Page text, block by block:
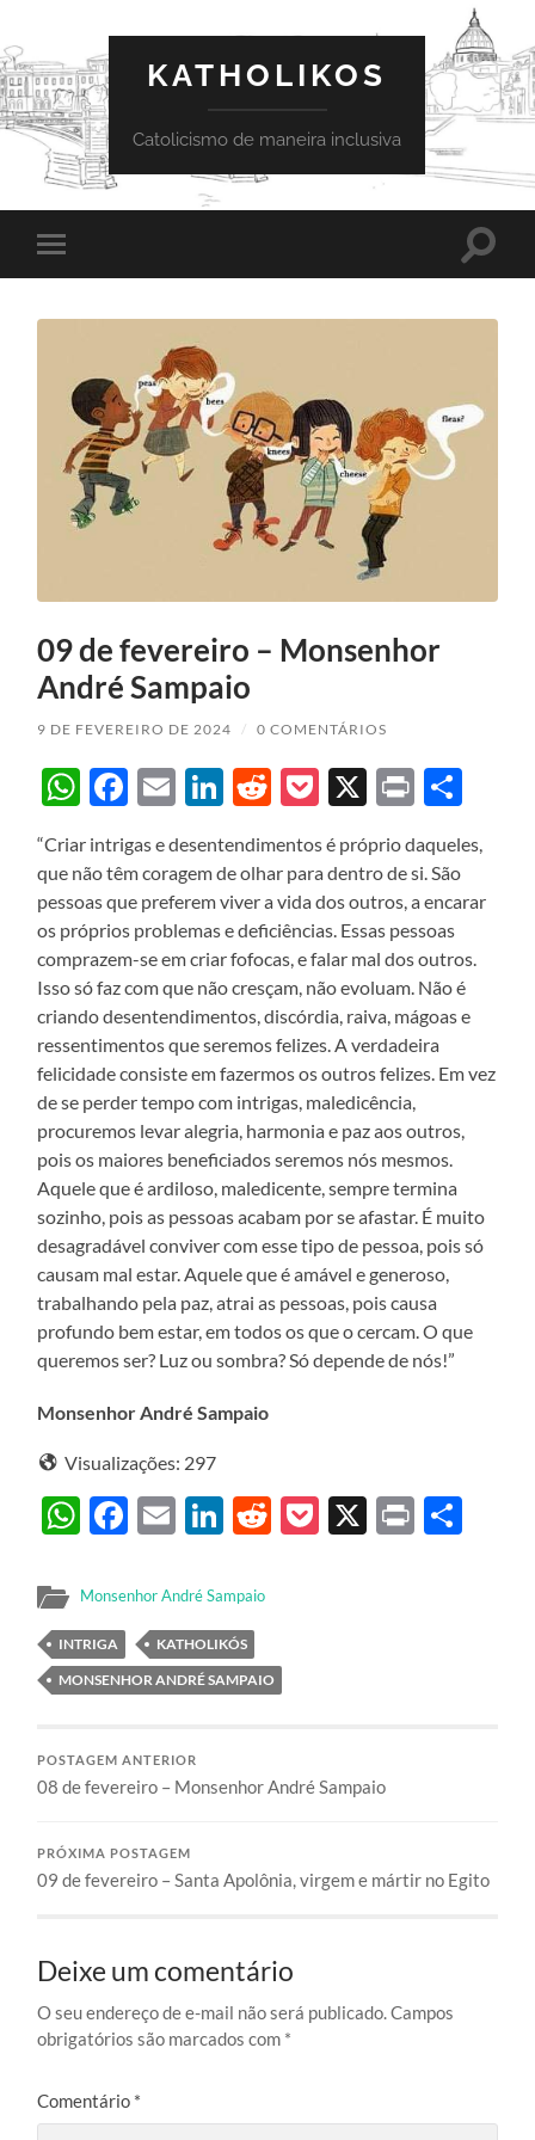
KATHOLIKOS
Catolicismo de maneira inclusiva
Toggle
mobile
Toggle
09 de fevereiro – Monsenhor
André Sampaio
9 DE FEVEREIRO DE 2024 / 0 COMENTÁRIOS
WhatsApp
Facebook
EmailLinkedIn
Reddit
Pocket
X Print
“Criar intrigas e desentendimentos é próprio daqueles,
que não têm coragem de olhar para dentro de si. São
pessoas que preferem viver a vida dos outros, a encarar
os próprios problemas e deficiências. Essas pessoas
comprazem-se em criar fofocas, e falar mal dos outros.
Isso só faz com que não cresçam, não evoluam. Não é
criando desentendimentos, discórdia, raiva, mágoas e
ressentimentos que seremos felizes. A verdadeira
felicidade consiste em fazermos os outros felizes. Em vez
de se perder tempo com intrigas, maledicência,
procuremos levar alegria, harmonia e paz aos outros,
pois os maiores beneficiados seremos nós mesmos.
Aquele que é ardiloso, maledicente, sempre termina
sozinho, pois as pessoas acabam por se afastar. É muito
desagradável conviver com esse tipo de pessoa, pois só
causam mal estar. Aquele que é amável e generoso,
trabalhando pela paz, atrai as pessoas, pois causa
profundo bem estar, em todos os que o cercam. O que
queremos ser? Luz ou sombra? Só depende de nós!”
Monsenhor André Sampaio
Visualizações: 297
WhatsApp
Facebook
EmailLinkedIn
Reddit
Pocket
X Print
Monsenhor André Sampaio
INTRIGA
KATHOLIKÓS
MONSENHOR ANDRÉ SAMPAIO
POSTAGEM ANTERIOR
08 de fevereiro – Monsenhor André Sampaio
PRÓXIMA POSTAGEM
09 de fevereiro – Santa Apolônia, virgem e mártir no Egito
Deixe um comentário
O seu endereço de e-mail não será publicado.Campos
obrigatórios são marcados com *
Comentário *